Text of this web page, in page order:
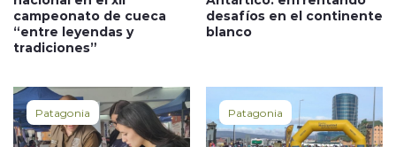
campeonato de cueca
“entre leyendas y
tradiciones”
desafíos en el continente
blanco
Patagonia Patagonia